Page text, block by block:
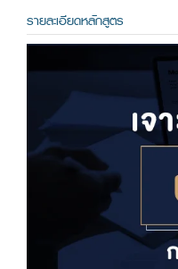
รายละเอียดหลักสูตร